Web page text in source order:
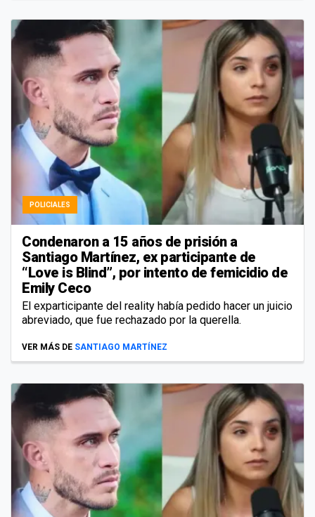
POLICIALES
Condenaron a 15 años de prisión a
Santiago Martínez, ex participante de
“Love is Blind”, por intento de femicidio de
Emily Ceco
El exparticipante del reality había pedido hacer un juicio
abreviado, que fue rechazado por la querella.
VER MÁS DE SANTIAGO MARTÍNEZ